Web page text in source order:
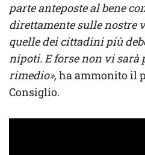
parte anteposte al bene
direttamente sulle nostre
quelle dei cittadini più
nipoti. E forse non vi
rimedio»,ha ammonito il
Consiglio.